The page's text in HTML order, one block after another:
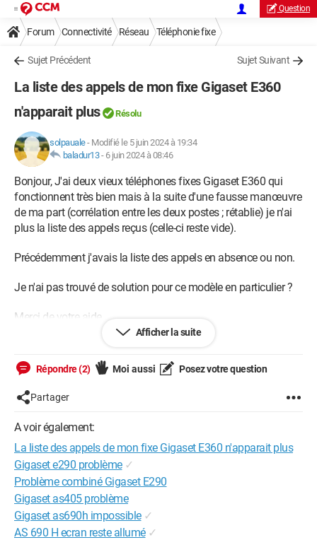
Question
Forum Connectivité Réseau Téléphonie fixe
Sujet Précédent Sujet Suivant
La liste des appels de mon fixe Gigaset E360
n'apparait plus
Résolu
solpauale- Modifié le 5 juin 2024 à 19:34
baladur13- 6 juin 2024 à 08:46
Bonjour, J'ai deux vieux téléphones fixes Gigaset E360 qui
fonctionnent très bien mais à la suite d'une fausse manœuvre
de ma part (corrélation entre les deux postes ; rétablie) je n'ai
plus la liste des appels reçus (celle-ci reste vide).
Précédemment j'avais la liste des appels en absence ou non.
Je n'ai pas trouvé de solution pour ce modèle en particulier ?
Merci de votre aide
Windows / Firefox 126.0
Afficher la suite
Répondre (2) Moi aussi Posez votre question
Partager
A voir également:
La liste des appels de mon fixe Gigaset E360 n'apparait plus
Gigaset e290 problème ✓
Problème combiné Gigaset E290
Gigaset as405 problème
Gigaset as690h impossible ✓
AS 690 H ecran reste allumé ✓